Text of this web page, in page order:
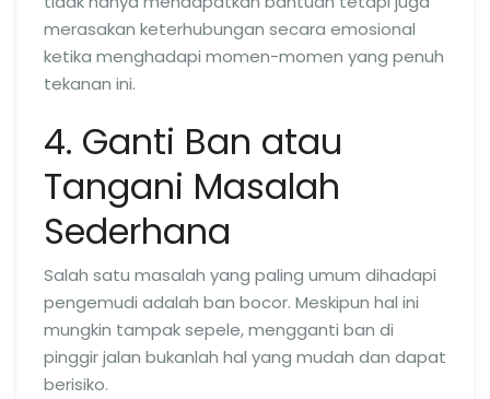
merasakan keterhubungan secara emosional
ketika menghadapi momen-momen yang penuh
tekanan ini.
4. Ganti Ban atau
Tangani Masalah
Sederhana
Salah satu masalah yang paling umum dihadapi
pengemudi adalah ban bocor. Meskipun hal ini
mungkin tampak sepele, mengganti ban di
pinggir jalan bukanlah hal yang mudah dan dapat
berisiko.